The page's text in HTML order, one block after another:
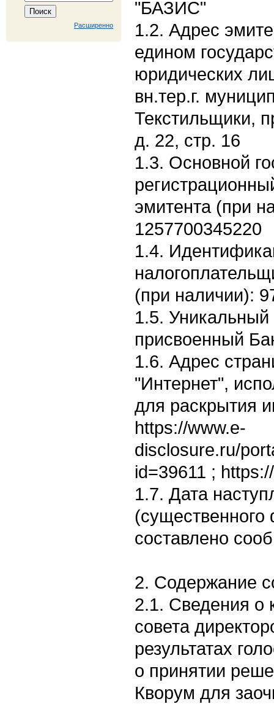
Расширенно
"БАЗИС"
1.2. Адрес
едином
юридических
вн.тер.г.
Текстильщики,
д. 22, стр. 16
1.3. Основной
эмитента (при
1257700345220
1.4.
(при наличии):
1.5. Уникальный
присвоенный
1.6. Адрес
"Интернет",
для раскрытия
https://www.e-
disclosure.ru/
id=39611 ;
1.7. Дата
(существенного
составлено
2. Содержание
2.1. Сведения о
совета
результатах
о принятии
Кворум для